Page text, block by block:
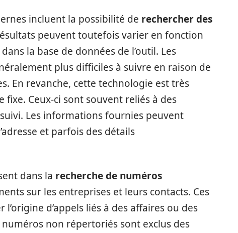
incluent la possibilité de rechercher des
peuvent toutefois varier en fonction
la base de données de l’outil. Les
plus difficiles à suivre en raison de
En revanche, cette technologie est très
Ceux-ci sont souvent reliés à des
Les informations fournies peuvent
et parfois des détails
dans la recherche de numéros
sur les entreprises et leurs contacts. Ces
d’appels liés à des affaires ou des
non répertoriés sont exclus des